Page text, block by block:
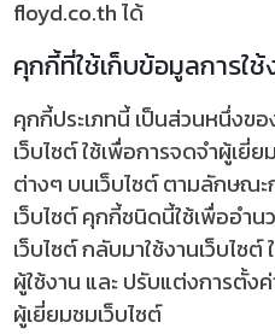
floyd.co.th ได้
คุกกี้ที่ใช้เก็บข้อมูลการใช้
คุกกี้ประเภทนี้ เป็นส่วนหนึ่งข
เว็บไซต์ ใช้เพื่อการจดจำผู้เยี่
ต่างๆ บนเว็บไซต์ ตามลักษณะ
เว็บไซต์ คุกกี้ชนิดนี้ใช้เพื่ออำ
เว็บไซต์ กลับมาใช้งานเว็บไซ
ผู้ใช้งาน และ ปรับแต่งการตั้ง
ผู้เยี่ยมชมเว็บไซต์